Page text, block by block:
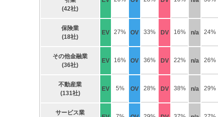
(42社)
保険業
(18社)
EV 27% OV 33% DV 16% n/a 24%
その他金融業
(36社)
EV 16% OV 36% DV 22% n/a 26%
不動産業
(131社)
EV 5% OV 28% DV 38% n/a 29%
サービス業